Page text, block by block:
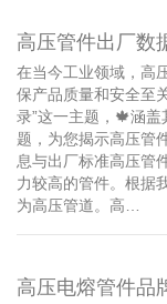
高压管件出厂数
在当今工业领域，高
保产品质量和安全至
录”这一主题，🍁涵
题，为您揭示高压管
息与出厂标准高压管
力较高的管件。根据
为高压管道。高…
高压电熔管件品